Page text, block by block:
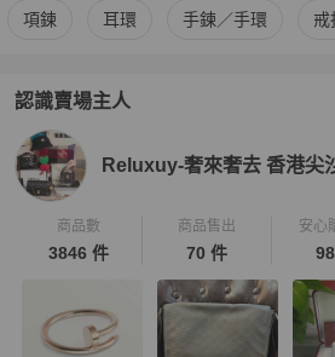
更多Chanel 女士配件 相似商品推薦
項鍊 耳環 手鍊／手環 戒
認識賣場主人
PopChill 拍拍圈嚴選賣家 Reluxuy-
Reluxuy-奢來奢去 香港尖
商品數
3846 件
商品售出
70 件
安心